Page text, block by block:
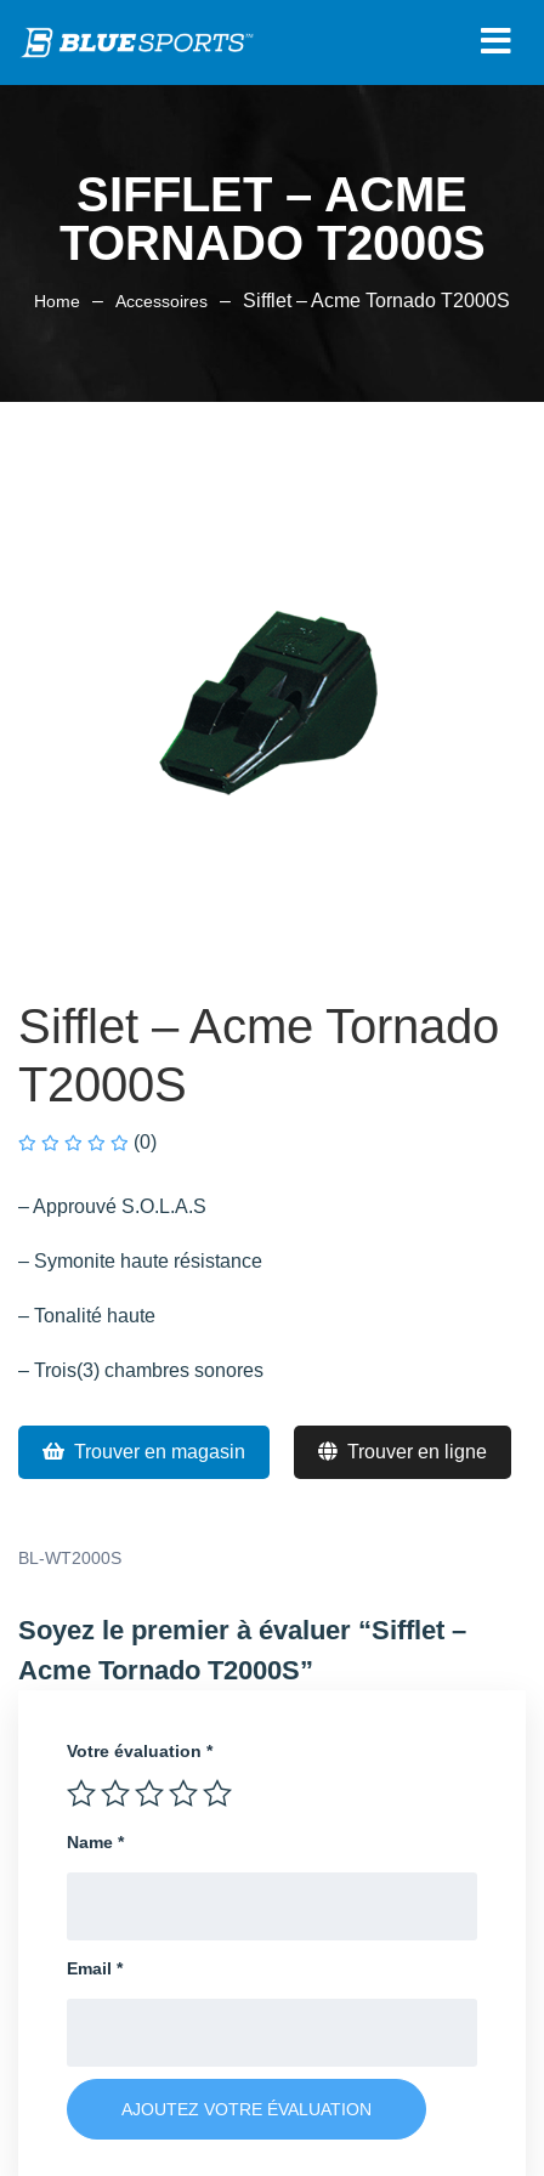
SIFFLET – ACME
TORNADO T2000S
Home – Accessoires – Sifflet – Acme Tornado T2000S
Sifflet – Acme Tornado
T2000S
(0)
– Approuvé S.O.L.A.S
– Symonite haute résistance
– Tonalité haute
– Trois(3) chambres sonores
Trouver en magasin Trouver en ligne
BL-WT2000S
Soyez le premier à évaluer “Sifflet –
Acme Tornado T2000S”
Votre évaluation *
Name *
Email *
AJOUTEZ VOTRE ÉVALUATION